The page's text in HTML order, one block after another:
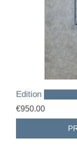
Edition
€950.00